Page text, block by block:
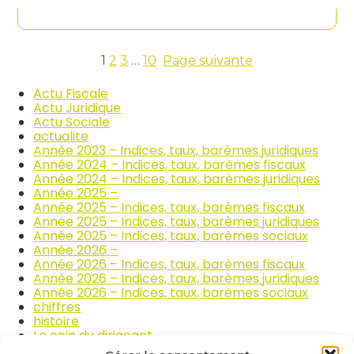
m
e
l
a
r
p
a
r
t
i
o
u
i
e
r
i
x
d
e
s
p
r
o
d
u
i
s
1 2 3 … 10 Page suivante
Actu Fiscale
Actu Juridique
Actu Sociale
actualite
Année 2023 – Indices, taux, barèmes juridiques
Année 2024 – Indices, taux, barèmes fiscaux
Année 2024 – Indices, taux, barèmes juridiques
Année 2025 –
Année 2025 – Indices, taux, barèmes fiscaux
Année 2025 – Indices, taux, barèmes juridiques
Année 2025 – Indices, taux, barèmes sociaux
Année 2026 –
Année 2026 – Indices, taux, barèmes fiscaux
Année 2026 – Indices, taux, barèmes juridiques
Année 2026 – Indices, taux, barèmes sociaux
chiffres
histoire
Le coin du dirigeant